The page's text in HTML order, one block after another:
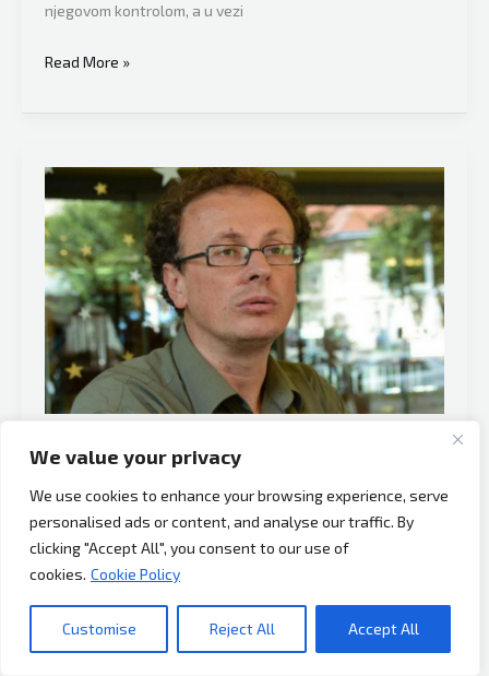
We value your privacy
We use cookies to enhance your browsing experience, serve
personalised ads or content, and analyse our traffic. By
clicking "Accept All", you consent to our use of
cookies. Cookie Policy
Customise Reject All Accept All
njegovom kontrolom, a u vezi
Puhalo
svom
komentarisao
sankcije
Dodiku,
pa
spomenuo
Čovića:
“Sankcije
njemu
izazivaju
kod
Read More »
Banjalučki analitičar Srđan Puhalo javno
upozorio: “Bojim se da imamo malo veće
igrače u BiH i da se tu lome koplja”
Posljednje, Vijesti
Socijalni psiholog i banjalučki analitičar Srđan Puhalo za
N1 je kazao da je društvo u BiH vrlo zanimljivo, ali da se
psiholozi danas bave u principu sa nečim što je svijet